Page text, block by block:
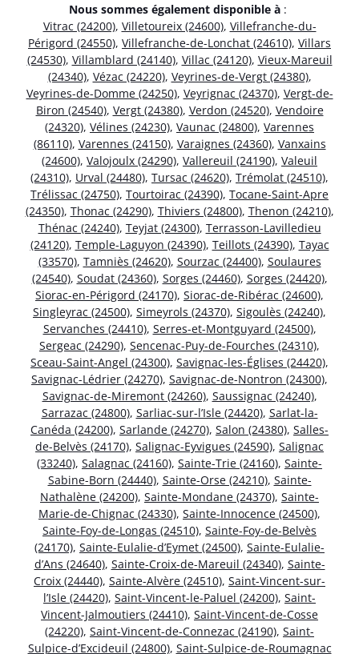
Nous sommes également disponible à :
Vitrac (24200), Villetoureix (24600), Villefranche-du-
Périgord (24550), Villefranche-de-Lonchat (24610), Villars
(24530), Villamblard (24140), Villac (24120), Vieux-Mareuil
(24340), Vézac (24220), Veyrines-de-Vergt (24380),
Veyrines-de-Domme (24250), Veyrignac (24370), Vergt-de-
Biron (24540), Vergt (24380), Verdon (24520), Vendoire
(24320), Vélines (24230), Vaunac (24800), Varennes
(86110), Varennes (24150), Varaignes (24360), Vanxains
(24600), Valojoulx (24290), Vallereuil (24190), Valeuil
(24310), Urval (24480), Tursac (24620), Trémolat (24510),
Trélissac (24750), Tourtoirac (24390), Tocane-Saint-Apre
(24350), Thonac (24290), Thiviers (24800), Thenon (24210),
Thénac (24240), Teyjat (24300), Terrasson-Lavilledieu
(24120), Temple-Laguyon (24390), Teillots (24390), Tayac
(33570), Tamniès (24620), Sourzac (24400), Soulaures
(24540), Soudat (24360), Sorges (24460), Sorges (24420),
Siorac-en-Périgord (24170), Siorac-de-Ribérac (24600),
Singleyrac (24500), Simeyrols (24370), Sigoulès (24240),
Servanches (24410), Serres-et-Montguyard (24500),
Sergeac (24290), Sencenac-Puy-de-Fourches (24310),
Sceau-Saint-Angel (24300), Savignac-les-Églises (24420),
Savignac-Lédrier (24270), Savignac-de-Nontron (24300),
Savignac-de-Miremont (24260), Saussignac (24240),
Sarrazac (24800), Sarliac-sur-l’Isle (24420), Sarlat-la-
Canéda (24200), Sarlande (24270), Salon (24380), Salles-
de-Belvès (24170), Salignac-Eyvigues (24590), Salignac
(33240), Salagnac (24160), Sainte-Trie (24160), Sainte-
Sabine-Born (24440), Sainte-Orse (24210), Sainte-
Nathalène (24200), Sainte-Mondane (24370), Sainte-
Marie-de-Chignac (24330), Sainte-Innocence (24500),
Sainte-Foy-de-Longas (24510), Sainte-Foy-de-Belvès
(24170), Sainte-Eulalie-d’Eymet (24500), Sainte-Eulalie-
d’Ans (24640), Sainte-Croix-de-Mareuil (24340), Sainte-
Croix (24440), Sainte-Alvère (24510), Saint-Vincent-sur-
l’Isle (24420), Saint-Vincent-le-Paluel (24200), Saint-
Vincent-Jalmoutiers (24410), Saint-Vincent-de-Cosse
(24220), Saint-Vincent-de-Connezac (24190), Saint-
Sulpice-d’Excideuil (24800), Saint-Sulpice-de-Roumagnac